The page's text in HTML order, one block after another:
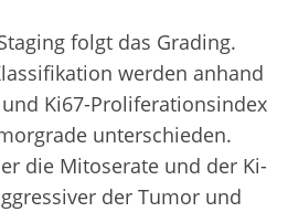
folgt das Grading.
werden anhand
Ki67-Proliferationsindex
unterschieden.
die Mitoserate und der Ki-
der Tumor und